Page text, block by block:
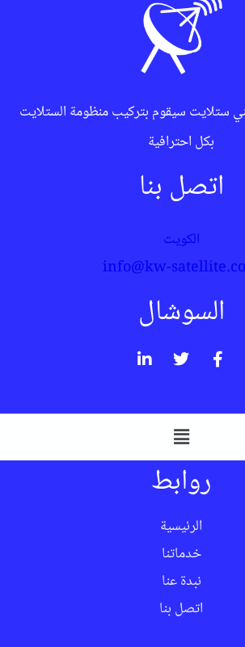
ستلايت سيقوم بتركيب منظومة الستلايت
بكل احترافية
اتصل بنا
الكويت
info@kw-
السوشال
روابط
الرئيسية
خدماتنا
نبدة عنا
اتصل بنا